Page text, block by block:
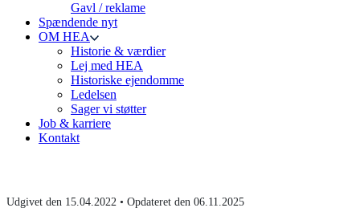
Gavl / reklame
Spændende nyt
OM HEA
Historie & værdier
Lej med HEA
Historiske ejendomme
Ledelsen
Sager vi støtter
Job & karriere
Kontakt
Udgivet den 15.04.2022 • Opdateret den 06.11.2025